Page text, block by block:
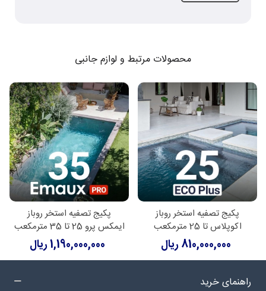
محصولات مرتبط و لوازم جانبی
پکیج تصفیه استخر روباز
اکوپلاس تا 25 مترمکعب
810,000,000 ریال
پکیج تصفیه استخر روباز
ایمکس پرو 25 تا 35 مترمکعب
1,190,000,000 ریال
راهنمای خرید